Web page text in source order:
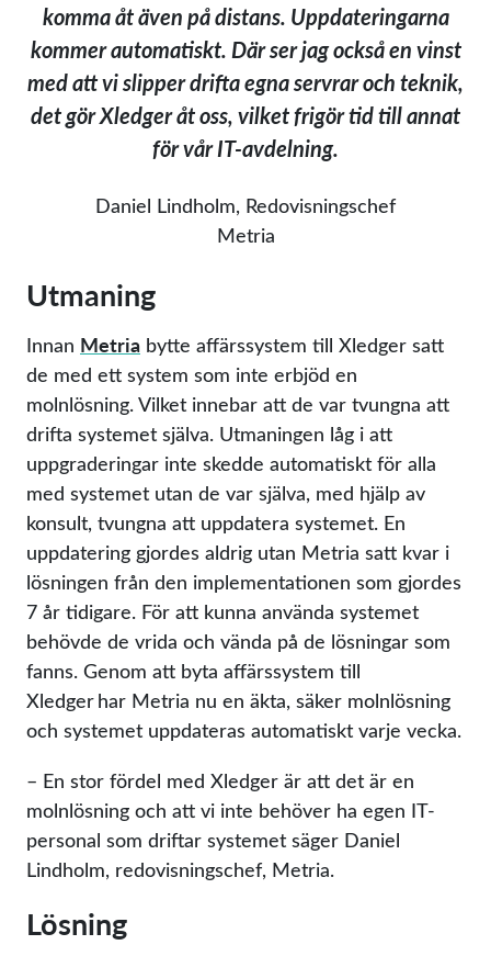
komma åt även på distans. Uppdateringarna
kommer automatiskt. Där ser jag också en vinst
med att vi slipper drifta egna servrar och teknik,
det gör Xledger åt oss, vilket frigör tid till annat
för vår IT-avdelning.
Daniel Lindholm, Redovisningschef
Metria
Utmaning
Innan Metria bytte affärssystem till Xledger satt
de med ett system som inte erbjöd en
molnlösning. Vilket innebar att de var tvungna att
drifta systemet själva. Utmaningen låg i att
uppgraderingar inte skedde automatiskt för alla
med systemet utan de var själva, med hjälp av
konsult, tvungna att uppdatera systemet. En
uppdatering gjordes aldrig utan Metria satt kvar i
lösningen från den implementationen som gjordes
7 år tidigare. För att kunna använda systemet
behövde de vrida och vända på de lösningar som
fanns. Genom att byta affärssystem till
Xledger har Metria nu en äkta, säker molnlösning
och systemet uppdateras automatiskt varje vecka.
– En stor fördel med Xledger är att det är en
molnlösning och att vi inte behöver ha egen IT-
personal som driftar systemet säger Daniel
Lindholm, redovisningschef, Metria.
Lösning